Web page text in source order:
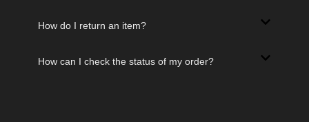
How do I return an item?
How can I check the status of my order?